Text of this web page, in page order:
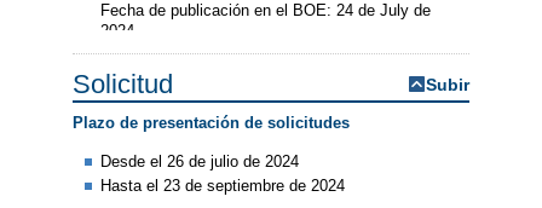
Fecha de publicación en el BOE: 24 de July de
2024
Solicitud Subir
Plazo de presentación de solicitudes
Desde el 26 de julio de 2024
Hasta el 23 de septiembre de 2024